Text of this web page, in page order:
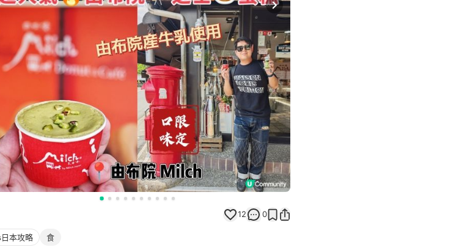
Next slide
12 0
日本攻略 食